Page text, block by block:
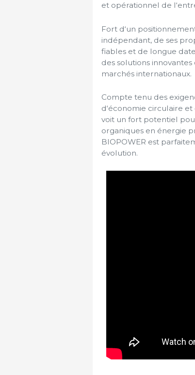
et opérationnel de
Fort d‘un
indépendant, de ses
fiables et de longue
des solutions
marchés internationaux.
Compte tenu des
d‘économie circulaire
voit un fort potentiel
organiques en énergie
BIOPOWER est
évolution.